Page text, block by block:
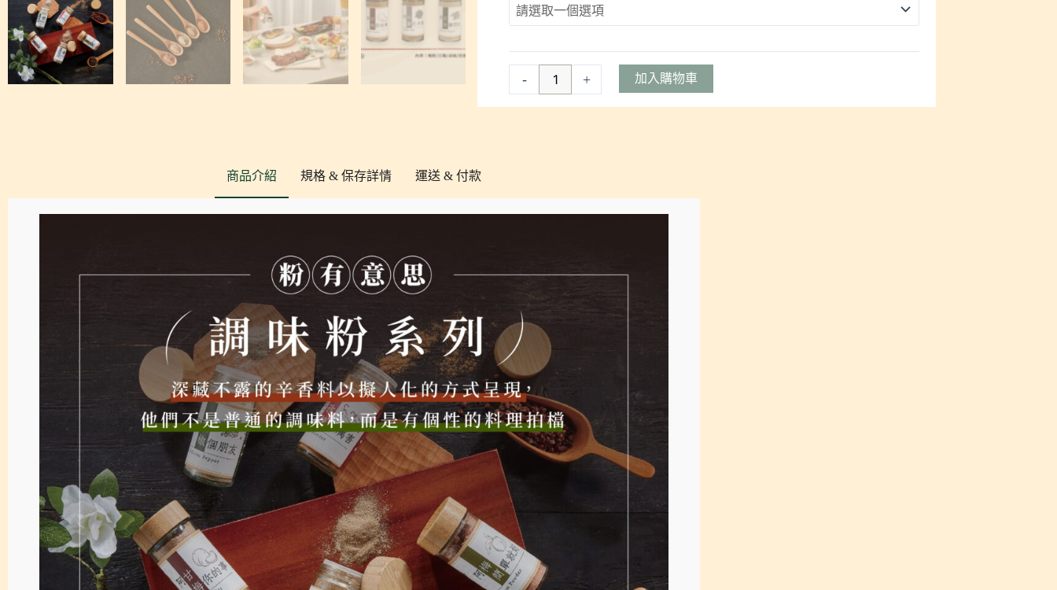
-
思-
味
系
粉/
青
鹽/
紅
袍
花
椒
鹽/
咖
哩)
+ 加入購物車
商品介紹 規格 & 保存詳情 運送 & 付款